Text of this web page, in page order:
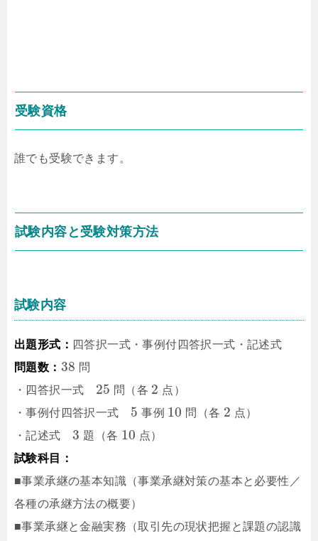
受験資格
誰でも受験できます。
試験内容と受験対策方法
試験内容
出題形式： 四答択一式・事例付四答択一式・記述式
問題数： 38 問
・四答択一式 25 問（各 2 点）
・事例付四答択一式 5 事例 10 問（各 2 点）
・記述式 3 題（各 10 点）
試験科目：
■事業承継の基本知識（事業承継対策の基本と必要性／
各種の承継方法の概要）
■事業承継と金融実務（取引先の現状把握と課題の認識